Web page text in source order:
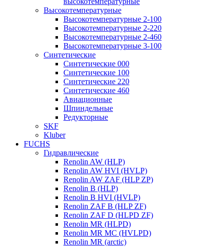
Высокотемпературные
Высокотемпературные 2-100
Высокотемпературные 2-220
Высокотемпературные 2-460
Высокотемпературные 3-100
Синтетические
Синтетические 000
Синтетические 100
Синтетические 220
Синтетические 460
Авиационные
Шпиндельные
Редукторные
SKF
Kluber
FUCHS
Гидравлические
Renolin AW (HLP)
Renolin AW HVI (HVLP)
Renolin AW ZAF (HLP ZP)
Renolin B (HLP)
Renolin B HVI (HVLP)
Renolin ZAF B (HLP ZF)
Renolin ZAF D (HLPD ZF)
Renolin MR (HLPD)
Renolin MR MC (HVLPD)
Renolin MR (arctic)